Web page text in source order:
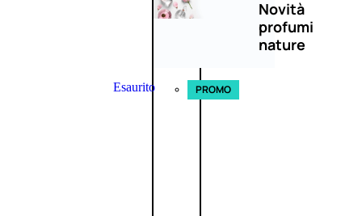
Novità
profumi
nature
Esaurito PROMO